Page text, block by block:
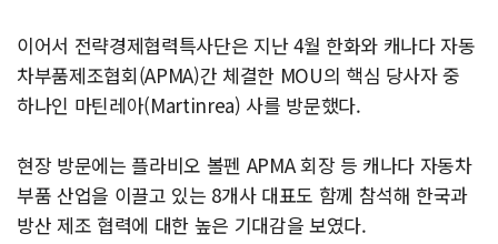
이어서 전략경제협력특사단은 지난 4월 한화와 캐나다 자동
차부품제조협회(APMA)간 체결한 MOU의 핵심 당사자 중
하나인 마틴레아(Martinrea) 사를 방문했다.
현장 방문에는 플라비오 볼펜 APMA 회장 등 캐나다 자동차
부품 산업을 이끌고 있는 8개사 대표도 함께 참석해 한국과
방산 제조 협력에 대한 높은 기대감을 보였다.